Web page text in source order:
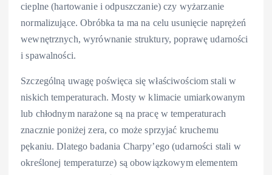
cieplne (hartowanie i odpuszczanie) czy wyżarzanie
normalizujące. Obróbka ta ma na celu usunięcie naprężeń
wewnętrznych, wyrównanie struktury, poprawę udarności
i spawalności.
Szczególną uwagę poświęca się właściwościom stali w
niskich temperaturach. Mosty w klimacie umiarkowanym
lub chłodnym narażone są na pracę w temperaturach
znacznie poniżej zera, co może sprzyjać kruchemu
pękaniu. Dlatego badania Charpy’ego (udarności stali w
określonej temperaturze) są obowiązkowym elementem